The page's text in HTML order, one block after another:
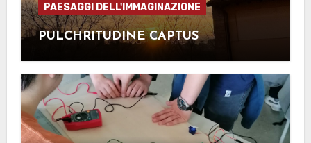
PAESAGGI DELL'IMMAGINAZIONE
PULCHRITUDINE CAPTUS